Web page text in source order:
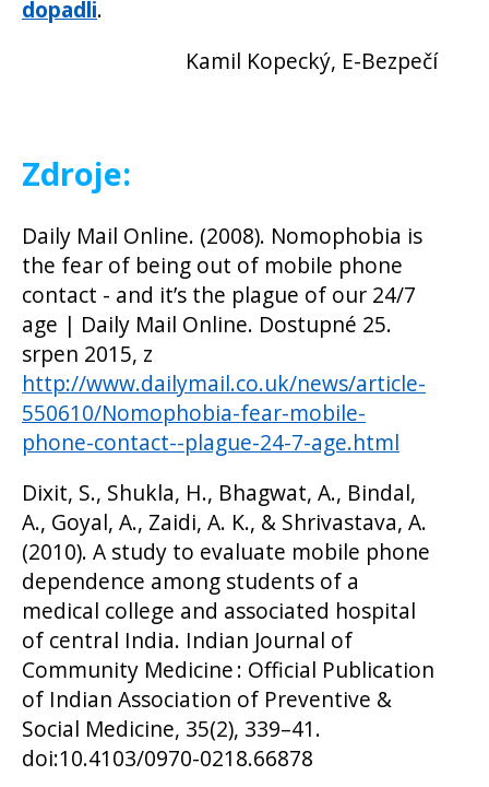
dopadli.
Kamil Kopecký, E-Bezpečí
Zdroje:
Daily Mail Online. (2008). Nomophobia is
the fear of being out of mobile phone
contact - and it’s the plague of our 24/7
age | Daily Mail Online. Dostupné 25.
srpen 2015, z
http://www.dailymail.co.uk/news/article-
550610/Nomophobia-fear-mobile-
phone-contact--plague-24-7-age.html
Dixit, S., Shukla, H., Bhagwat, A., Bindal,
A., Goyal, A., Zaidi, A. K., & Shrivastava, A.
(2010). A study to evaluate mobile phone
dependence among students of a
medical college and associated hospital
of central India. Indian Journal of
Community Medicine : Official Publication
of Indian Association of Preventive &
Social Medicine, 35(2), 339–41.
doi:10.4103/0970-0218.66878